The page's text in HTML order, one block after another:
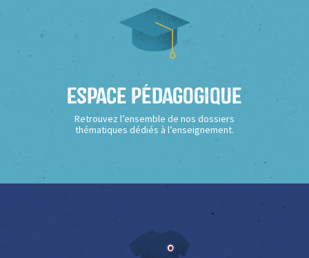
Espace Pédagogique
Retrouvez l’ensemble de nos dossiers
thématiques dédiés à l’enseignement.